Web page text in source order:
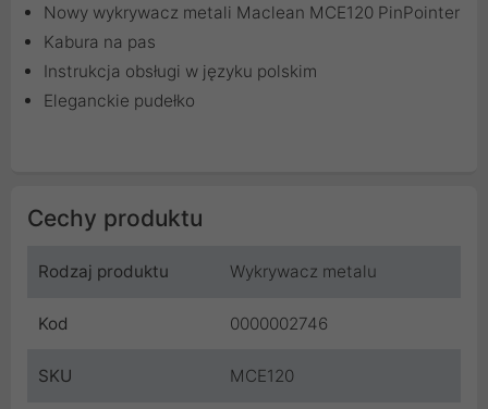
Nowy wykrywacz metali Maclean MCE120 PinPointer
Kabura na pas
Instrukcja obsługi w języku polskim
Eleganckie pudełko
Cechy produktu
Rodzaj produktu Wykrywacz metalu
Kod 0000002746
SKU MCE120